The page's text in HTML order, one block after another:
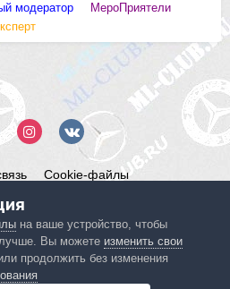
модератор
МероПриятели
Cookie-файлы
Invision Community
на ваше устройство, чтобы
лучше. Вы можете изменить свои
или продолжить без изменения
by CleanTalk.